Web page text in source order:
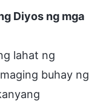
Diyos ng mga
lahat ng
buhay ng